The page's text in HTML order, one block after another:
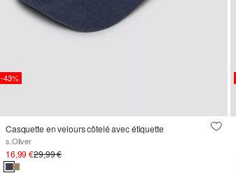
-43%
Casquette en velours côtelé avec étiquette
s.Oliver
16,99 €29,99 €